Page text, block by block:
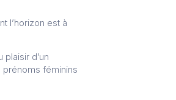
l’horizon est à
d’un
féminins